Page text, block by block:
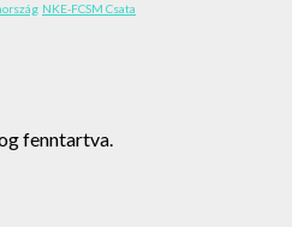
NKE-FCSM Csata
fenntartva.